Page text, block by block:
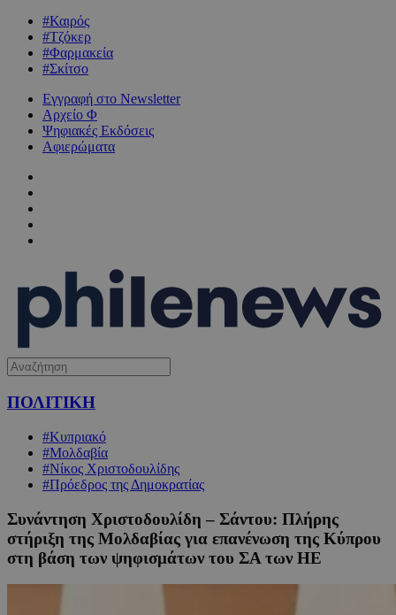
#Καιρός
#Τζόκερ
#Φαρμακεία
#Σκίτσο
Εγγραφή στο Newsletter
Αρχείο Φ
Ψηφιακές Εκδόσεις
Αφιερώματα
ΠΟΛΙΤΙΚΗ
#Κυπριακό
#Μολδαβία
#Νίκος Χριστοδουλίδης
#Πρόεδρος της Δημοκρατίας
Συνάντηση Χριστοδουλίδη – Σάντου: Πλήρης
στήριξη της Μολδαβίας για επανένωση της Κύπρου
στη βάση των ψηφισμάτων του ΣΑ των ΗΕ